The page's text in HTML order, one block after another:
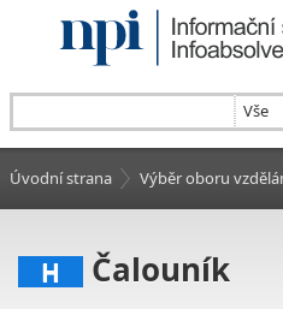
Úvodní strana Výběr oboru
H Čalouník